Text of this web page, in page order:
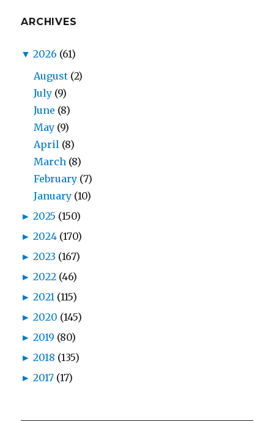
ARCHIVES
▼ 2026 (61)
August (2)
July (9)
June (8)
May (9)
April (8)
March (8)
February (7)
January (10)
► 2025 (150)
► 2024 (170)
► 2023 (167)
► 2022 (46)
► 2021 (115)
► 2020 (145)
► 2019 (80)
► 2018 (135)
► 2017 (17)